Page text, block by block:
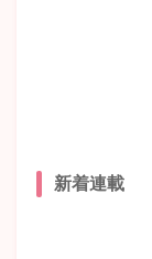
新着連載